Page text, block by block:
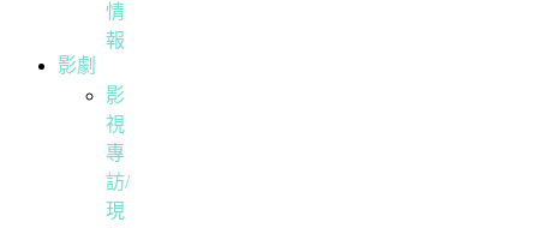
情
報
影劇
影
視
專
訪/
現